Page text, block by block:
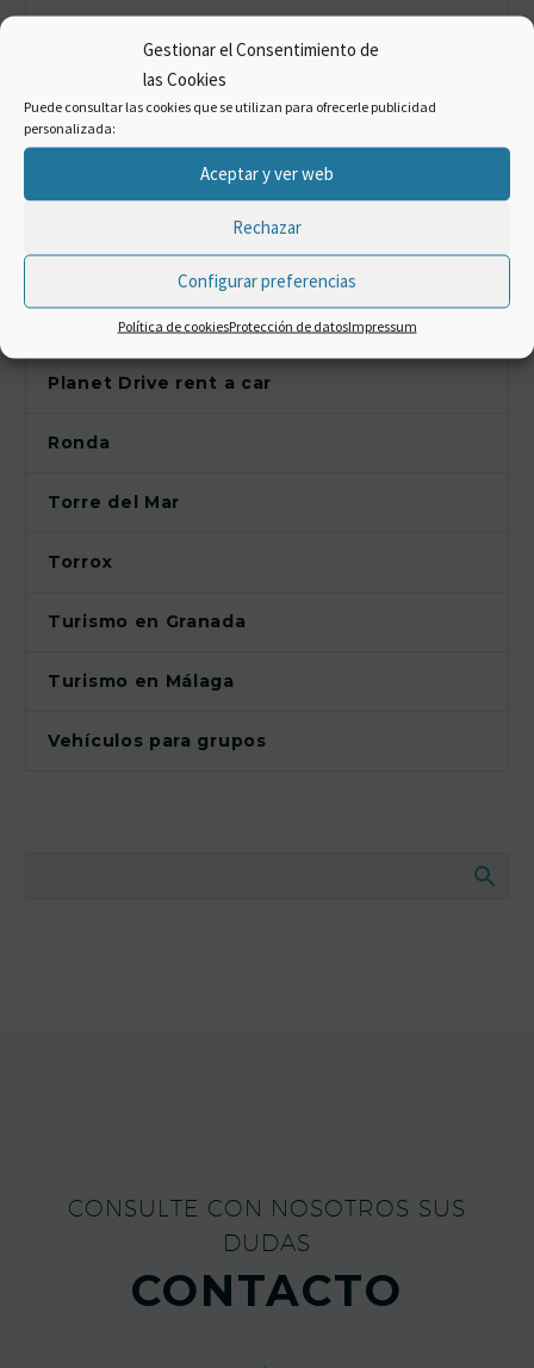
Gestionar el Consentimiento de
las Cookies
Puede consultar las cookies que se utilizan para ofrecerle publicidad
personalizada:
Aceptar y ver web
Rechazar
Configurar preferencias
Política de cookiesProtección de datosImpressum
Información Costa del Sol
Málaga
Marbella
Planet Drive rent a car
Ronda
Torre del Mar
Torrox
Turismo en Granada
Turismo en Málaga
Vehículos para grupos
CONSULTE CON NOSOTROS SUS
DUDAS
CONTACTO